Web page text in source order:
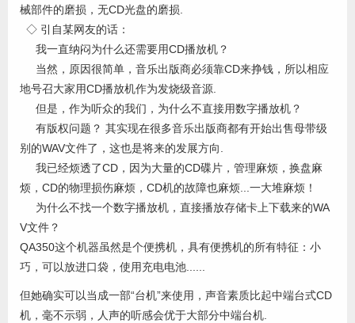
械部件的磨损，无CD光盘的磨损.
◇ 引自某网友的话：
我一直纳闷为什么还需要用CD播放机？
当然，原因很简单，音乐出版商必须靠CD来挣钱，所以相应
地号召大家用CD播放机作为发烧级音源.
但是，作为听众的我们，为什么不直接用数字播放机？
有版权问题？ 其实现在很多音乐出版商都有开始出售母带级
别的WAV文件了，这也是将来的发展方向.
我已经烦透了CD，因为大量的CD碟片，管理麻烦，换盘麻
烦，CD的物理损伤麻烦，CD机的故障也麻烦...一大堆麻烦！
为什么不找一个数字播放机，直接播放存储卡上下载来的WA
V文件？
QA350这个机器虽然是个便携机，具有便携机的所有特征：小
巧，可以放进口袋，使用充电电池......
但她确实可以当成一部“台机”来使用，声音素质比起中端台式CD
机，毫不示弱，人声的听感会优于大部分中端台机.